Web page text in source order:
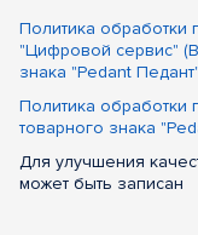
Политика
"Цифровой сервис"
знака "Pedant
Политика обработки
товарного знака
Для улучшения
может быть записан